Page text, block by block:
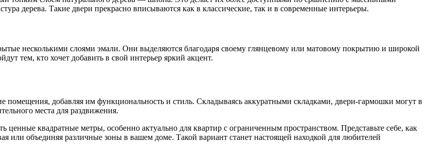
дерева. Такие двери прекрасно вписываются как в классические, так и в современные интерьеры.
несколькими слоями эмали. Они выделяются благодаря своему глянцевому или матовому покрытию и широкой
тем, кто хочет добавить в свой интерьер яркий акцент.
помещения, добавляя им функциональность и стиль. Складываясь аккуратными складками, двери-гармошки могут в
места для раздвижения.
ценные квадратные метры, особенно актуально для квартир с ограниченным пространством. Представьте себе, как
или объединяя различные зоны в вашем доме. Такой вариант станет настоящей находкой для любителей